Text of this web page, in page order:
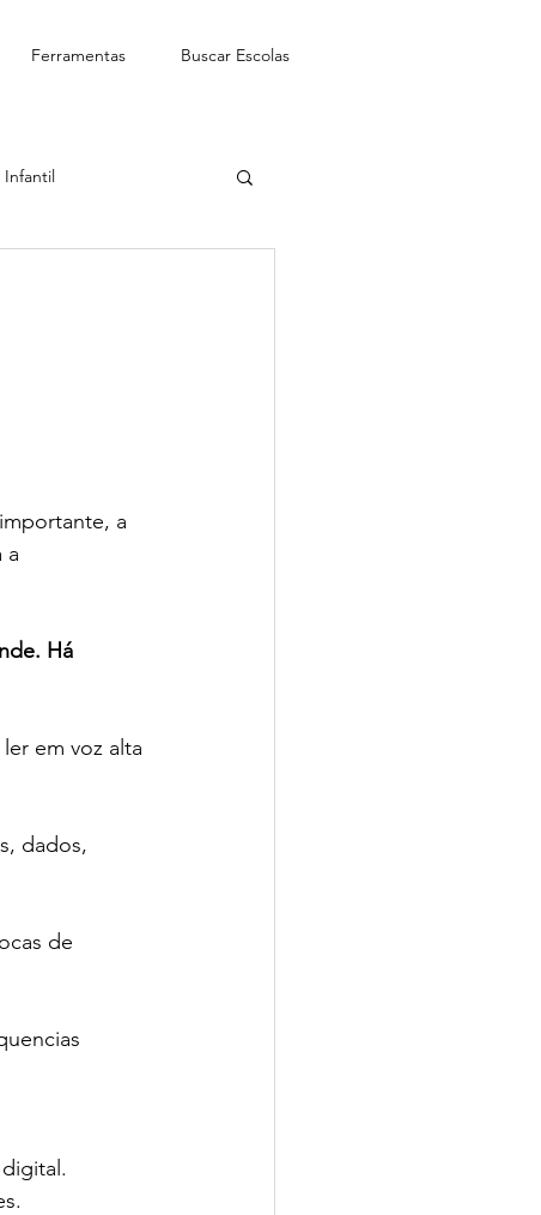
Ferramentas Buscar Escolas
Infantil
CPV | SchoolAdvisor
a
a
Há
em voz alta
dados,
de